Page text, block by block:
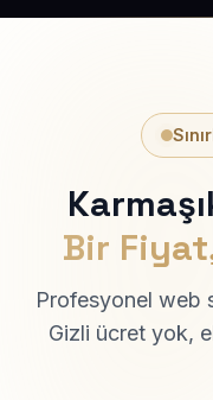
Bir
Profesyonel web
Gizli ücret yok,